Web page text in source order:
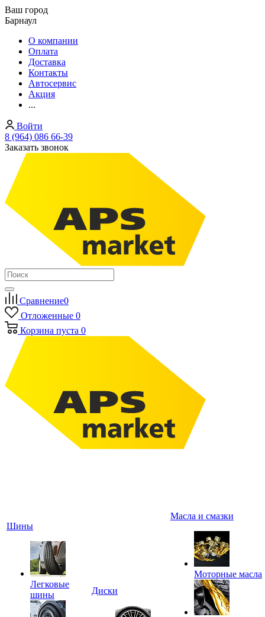
Ваш город
Барнаул
О компании
Оплата
Доставка
Контакты
Автосервис
Акция
...
Войти
8 (964) 086 66-39
Заказать звонок
Сравнение0
Отложенные 0
Корзина пуста 0
Шины
Легковые
шины
Диски
Масла и смазки
Моторные масла